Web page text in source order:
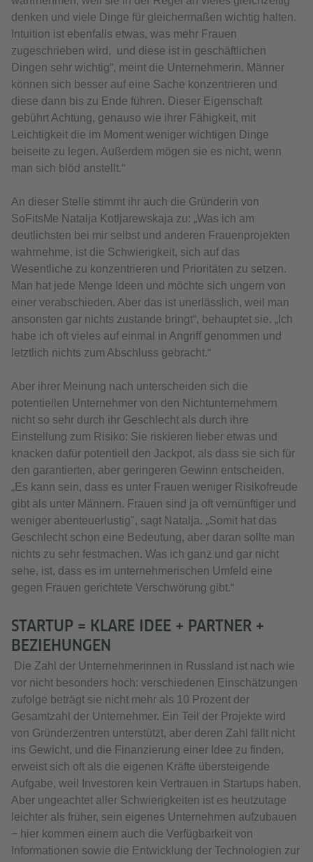
denken und viele Dinge für gleichermaßen wichtig halten.
Intuition ist ebenfalls etwas, was mehr Frauen
zugeschrieben wird, und diese ist in geschäftlichen
Dingen sehr wichtig“, meint die Unternehmerin. Männer
können sich besser auf eine Sache konzentrieren und
diese dann bis zu Ende führen. Dieser Eigenschaft
gebührt Achtung, genauso wie ihrer Fähigkeit, mit
Leichtigkeit die im Moment weniger wichtigen Dinge
beiseite zu legen. Außerdem mögen sie es nicht, wenn
man sich blöd anstellt.“
An dieser Stelle stimmt ihr auch die Gründerin von
SoFitsMe Natalja Kotljarewskaja zu: „Was ich am
deutlichsten bei mir selbst und anderen Frauenprojekten
wahrnehme, ist die Schwierigkeit, sich auf das
Wesentliche zu konzentrieren und Prioritäten zu setzen.
Man hat jede Menge Ideen und möchte sich ungern von
einer verabschieden. Aber das ist unerlässlich, weil man
ansonsten gar nichts zustande bringt“, behauptet sie. „Ich
habe ich oft vieles auf einmal in Angriff genommen und
letztlich nichts zum Abschluss gebracht.“
Aber ihrer Meinung nach unterscheiden sich die
potentiellen Unternehmer von den Nichtunternehmern
nicht so sehr durch ihr Geschlecht als durch ihre
Einstellung zum Risiko: Sie riskieren lieber etwas und
knacken dafür potentiell den Jackpot, als dass sie sich für
den garantierten, aber geringeren Gewinn entscheiden.
„Es kann sein, dass es unter Frauen weniger Risikofreude
gibt als unter Männern. Frauen sind ja oft vernünftiger und
weniger abenteuerlustig", sagt Natalja. „Somit hat das
Geschlecht schon eine Bedeutung, aber daran sollte man
nichts zu sehr festmachen. Was ich ganz und gar nicht
sehe, ist, dass es im unternehmerischen Umfeld eine
gegen Frauen gerichtete Verschwörung gibt.“
STARTUP = KLARE IDEE + PARTNER +
BEZIEHUNGEN
Die Zahl der Unternehmerinnen in Russland ist nach wie
vor nicht besonders hoch: verschiedenen Einschätzungen
zufolge beträgt sie nicht mehr als 10 Prozent der
Gesamtzahl der Unternehmer. Ein Teil der Projekte wird
von Gründerzentren unterstützt, aber deren Zahl fällt nicht
ins Gewicht, und die Finanzierung einer Idee zu finden,
erweist sich oft als die eigenen Kräfte übersteigende
Aufgabe, weil Investoren kein Vertrauen in Startups haben.
Aber ungeachtet aller Schwierigkeiten ist es heutzutage
leichter als früher, sein eigenes Unternehmen aufzubauen
− hier kommen einem auch die Verfügbarkeit von
Informationen sowie die Entwicklung der Technologien zur